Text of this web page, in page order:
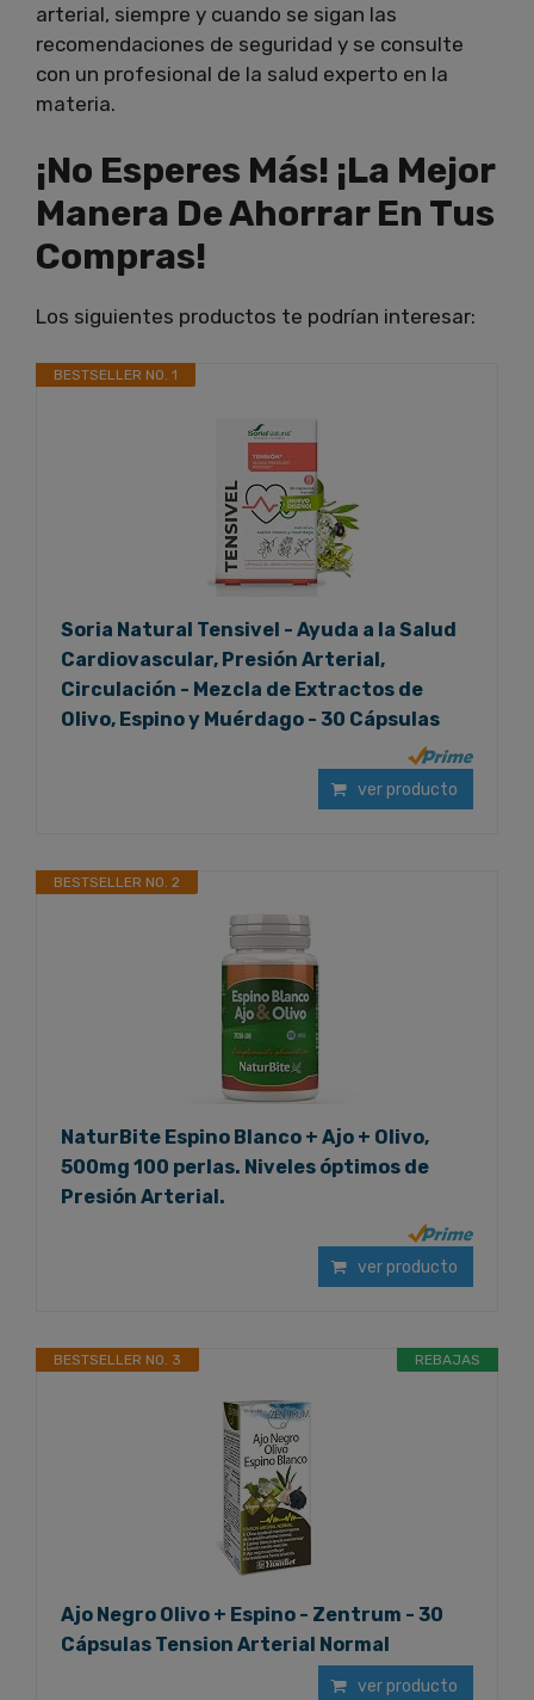
arterial, siempre y cuando se sigan las
recomendaciones de seguridad y se consulte
con un profesional de la salud experto en la
materia.
¡No Esperes Más! ¡La Mejor
Manera De Ahorrar En Tus
Compras!
Los siguientes productos te podrían interesar:
BESTSELLER NO. 1
Soria Natural Tensivel - Ayuda a la Salud
Cardiovascular, Presión Arterial,
Circulación - Mezcla de Extractos de
Olivo, Espino y Muérdago - 30 Cápsulas
ver producto
BESTSELLER NO. 2
NaturBite Espino Blanco + Ajo + Olivo,
500mg 100 perlas. Niveles óptimos de
Presión Arterial.
ver producto
REBAJAS
BESTSELLER NO. 3
Ajo Negro Olivo + Espino - Zentrum - 30
Cápsulas Tension Arterial Normal
ver producto